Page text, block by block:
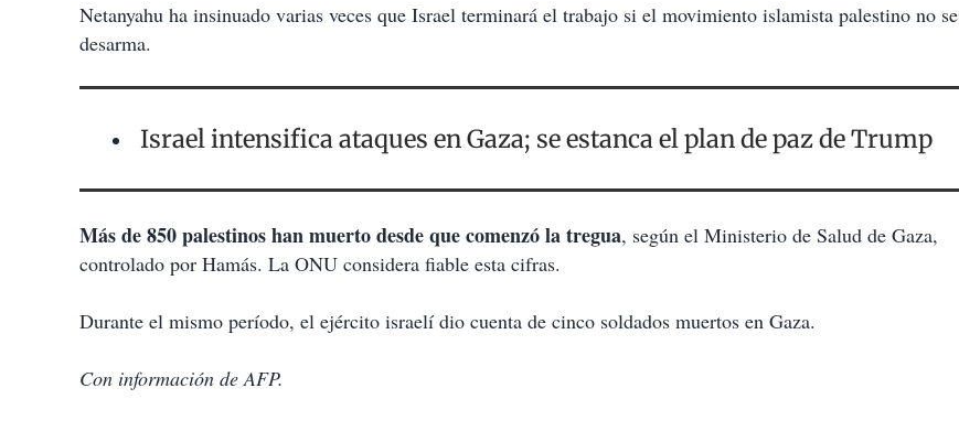
Netanyahu ha insinuado varias veces que Israel terminará el trabajo si el movimiento islamista palestino no se
desarma.
Israel intensifica ataques en Gaza; se estanca el plan de paz de Trump
Más de 850 palestinos han muerto desde que comenzó la tregua, según el Ministerio de Salud de Gaza,
controlado por Hamás. La ONU considera fiable esta cifras.
Durante el mismo período, el ejército israelí dio cuenta de cinco soldados muertos en Gaza.
Con información de AFP.